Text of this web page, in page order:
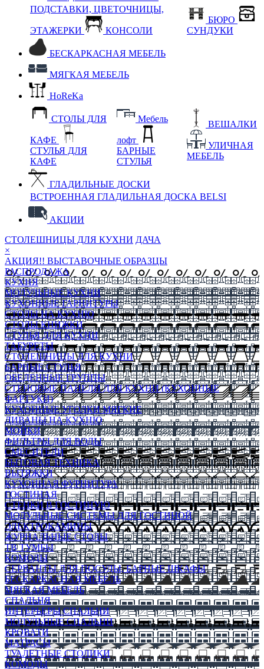
ПОДСТАВКИ, ЦВЕТОЧНИЦЫ,
ЭТАЖЕРКИ КОНСОЛИ
БЮРО
СУНДУКИ
БЕСКАРКАСНАЯ МЕБЕЛЬ
МЯГКАЯ МЕБЕЛЬ
HoReKa
СТОЛЫ ДЛЯ
КАФЕ
СТУЛЬЯ ДЛЯ
КАФЕ
Мебель
лофт
БАРНЫЕ
СТУЛЬЯ
ВЕШАЛКИ
УЛИЧНАЯ
МЕБЕЛЬ
ГЛАДИЛЬНЫЕ ДОСКИ
ВСТРОЕННАЯ ГЛАДИЛЬНАЯ ДОСКА BELSI
АКЦИИ
СТОЛЕШНИЦЫ ДЛЯ КУХНИ ДАЧА
×
АКЦИЯ!! ВЫСТАВОЧНЫЕ ОБРАЗЦЫ
РАСПРОДАЖА
КУХНЯ
МОДУЛЬНЫЕ КУХНИ
КУХОННЫЕ ГАРНИТУРЫ
СТОЛЫ НА КУХНЮ
СТОЛЫ КНИЖКИ
СТУЛЬЯ ДЛЯ КУХНИ
ТАБУРЕТЫ
СТОЛЕШНИЦЫ ДЛЯ КУХНИ
БАРНЫЕ СТУЛЬЯ
ОБЕДЕННЫЕ ГРУППЫ
СТЕНОВЫЕ ПАНЕЛИ ДЛЯ КУХНИ (КУХОННЫЕ
ФАРТУКИ)
КУХОННЫЕ УГОЛКИ МЯГКИЕ
ДИВАНЫ НА КУХНЮ
МОЙКИ
ФИЛЬТРЫ ДЛЯ ВОДЫ
СМЕСИТЕЛИ
БЫТОВАЯ ТЕХНИКА
ВЫТЯЖКИ
КУХОННАЯ ФУРНИТУРА
ГОСТИНАЯ
СТЕНКИ В ГОСТИНУЮ
МОДУЛЬНЫЕ СИСТЕМЫ ДЛЯ ГОСТИНОЙ
ЭЛЕКТРОКАМИНЫ
ЖУРНАЛЬНЫЕ СТОЛЫ
ТВ ТУМБЫ
КОМОДЫ
СЕРВАНТЫ ДЛЯ ПОСУДЫ, БАРНЫЕ ШКАФЫ
БЕСКАРКАСНАЯ МЕБЕЛЬ
МЯГКАЯ МЕБЕЛЬ
СПАЛЬНЯ
ИНТЕРЬЕРЫ СПАЛЬНИ
МОДУЛЬНЫЕ СПАЛЬНИ
КРОВАТИ
МАТРАСЫ
ТУАЛЕТНЫЕ СТОЛИКИ
КОМОДЫ